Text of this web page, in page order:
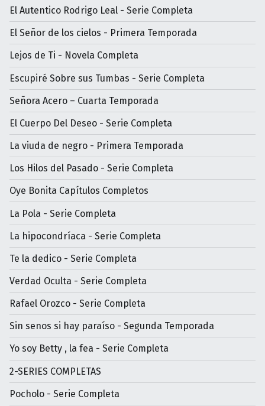
El Autentico Rodrigo Leal - Serie Completa
El Señor de los cielos - Primera Temporada
Lejos de Ti - Novela Completa
Escupiré Sobre sus Tumbas - Serie Completa
Señora Acero – Cuarta Temporada
El Cuerpo Del Deseo - Serie Completa
La viuda de negro - Primera Temporada
Los Hilos del Pasado - Serie Completa
Oye Bonita Capítulos Completos
La Pola - Serie Completa
La hipocondríaca - Serie Completa
Te la dedico - Serie Completa
Verdad Oculta - Serie Completa
Rafael Orozco - Serie Completa
Sin senos si hay paraíso - Segunda Temporada
Yo soy Betty , la fea - Serie Completa
2-SERIES COMPLETAS
Pocholo - Serie Completa